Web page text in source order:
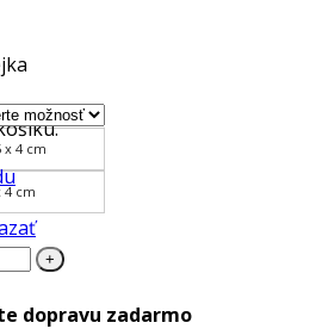
x 4 cm
4 cm
dopravu zadarmo